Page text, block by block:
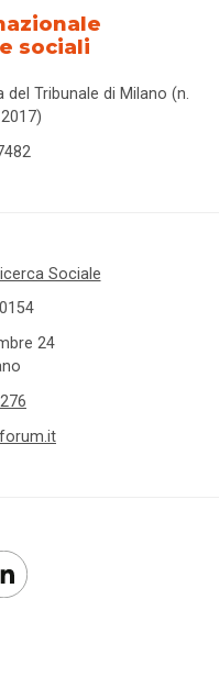
sociali
Tribunale di Milano (n.
Sociale
24